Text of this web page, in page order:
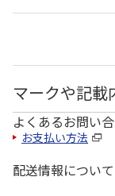
マークや記載
よくあるお問い
お支払い方法
配送情報について